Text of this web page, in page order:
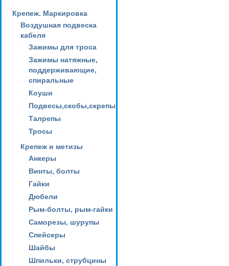
Крепеж. Маркировка
Воздушная подвеска
кабеля
Зажимы для троса
Зажимы натяжные,
поддерживающие,
спиральные
Коуши
Подвесы,скобы,скрепы
Талрепы
Тросы
Крепеж и метизы
Анкеры
Винты, болты
Гайки
Дюбели
Рым-болты, рым-гайки
Саморезы, шурупы
Спейсеры
Шайбы
Шпильки, струбцины